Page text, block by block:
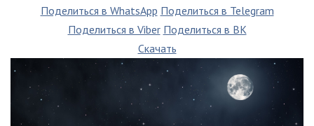
Поделиться в WhatsApp Поделиться в Telegram
Поделиться в Viber Поделиться в ВК
Скачать